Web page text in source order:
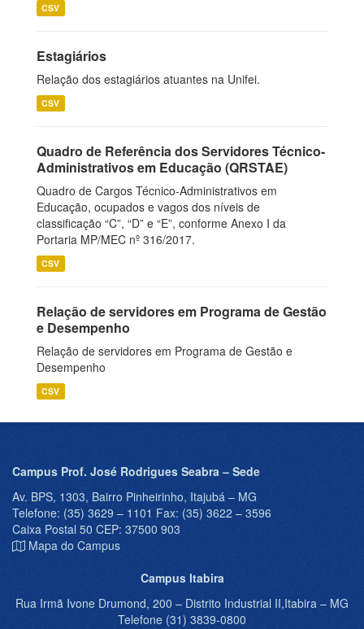
CSV
Estagiários
Relação dos estagiários atuantes na Unifei.
CSV
Quadro de Referência dos Servidores Técnico-
Administrativos em Educação (QRSTAE)
Quadro de Cargos Técnico-Administrativos em
Educação, ocupados e vagos dos níveis de
classificação “C”, “D” e “E”, conforme Anexo I da
Portaria MP/MEC nº 316/2017.
CSV
Relação de servidores em Programa de Gestão
e Desempenho
Relação de servidores em Programa de Gestão e
Desempenho
CSV
Campus Prof. José Rodrigues Seabra – Sede
Av. BPS, 1303, Bairro Pinheirinho, Itajubá – MG
Telefone: (35) 3629 – 1101 Fax: (35) 3622 – 3596
Caixa Postal 50 CEP: 37500 903
Mapa do Campus
Campus Itabira
Rua Irmã Ivone Drumond, 200 – Distrito Industrial II,Itabira – MG
Telefone (31) 3839-0800